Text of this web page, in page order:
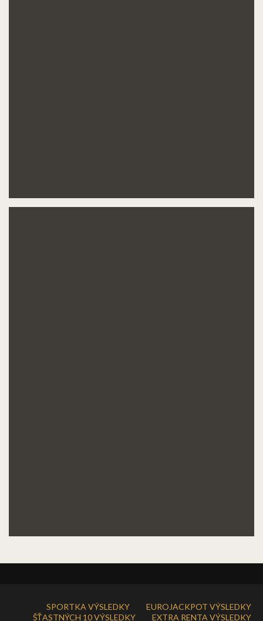
SPORTKA VÝSLEDKY
EUROJACKPOT VÝSLEDKY
ŠŤASTNÝCH 10 VÝSLEDKY
EXTRA RENTA VÝSLEDKY